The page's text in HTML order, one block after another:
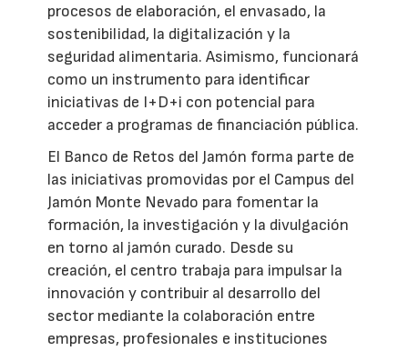
procesos de elaboración, el envasado, la
sostenibilidad, la digitalización y la
seguridad alimentaria. Asimismo, funcionará
como un instrumento para identificar
iniciativas de I+D+i con potencial para
acceder a programas de financiación pública.
El Banco de Retos del Jamón forma parte de
las iniciativas promovidas por el Campus del
Jamón Monte Nevado para fomentar la
formación, la investigación y la divulgación
en torno al jamón curado. Desde su
creación, el centro trabaja para impulsar la
innovación y contribuir al desarrollo del
sector mediante la colaboración entre
empresas, profesionales e instituciones